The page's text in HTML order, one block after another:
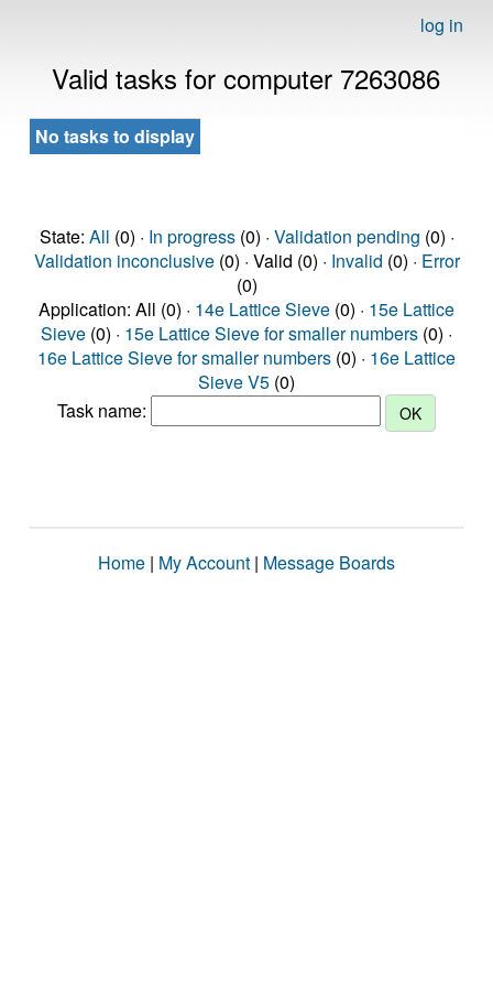
log in
Valid tasks for computer 7263086
No tasks to display
State: All (0) · In progress(0) · Validation pending (0) ·
Validation inconclusive(0) · Valid (0) · Invalid (0) · Error
(0)
Application: All (0) · 14e Lattice Sieve (0) · 15e Lattice
Sieve (0) · 15e Lattice Sieve for smaller numbers (0) ·
16e Lattice Sieve for smaller numbers (0) · 16e Lattice
Sieve V5 (0)
Task name:
Home | My Account | Message Boards